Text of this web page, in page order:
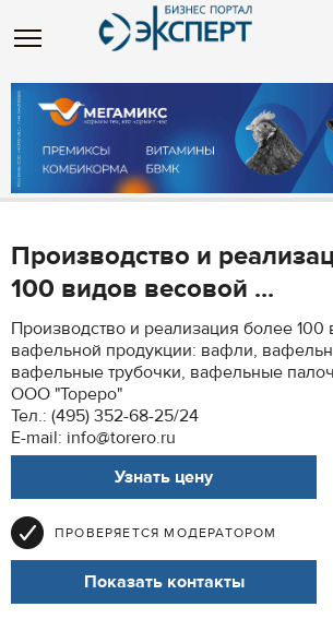
Производство и
100 видов весовой ...
Производство и реализация более 100
вафельной продукции: вафли,
вафельные трубочки, вафельные
ООО "Тореро"
Тел.: (495) 352-68-25/24
E-mail: info@torero.ru
Узнать цену
ПРОВЕРЯЕТСЯ МОДЕРАТОРОМ
Показать контакты